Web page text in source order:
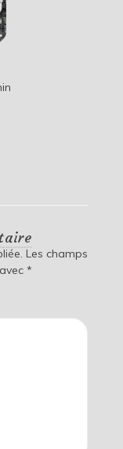
Les champs
*